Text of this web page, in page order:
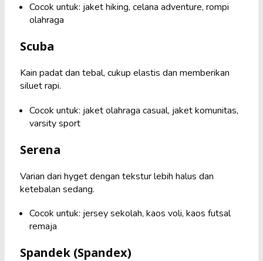
Cocok untuk: jaket hiking, celana adventure, rompi
olahraga
Scuba
Kain padat dan tebal, cukup elastis dan memberikan
siluet rapi.
Cocok untuk: jaket olahraga casual, jaket komunitas,
varsity sport
Serena
Varian dari hyget dengan tekstur lebih halus dan
ketebalan sedang.
Cocok untuk: jersey sekolah, kaos voli, kaos futsal
remaja
Spandek (Spandex)